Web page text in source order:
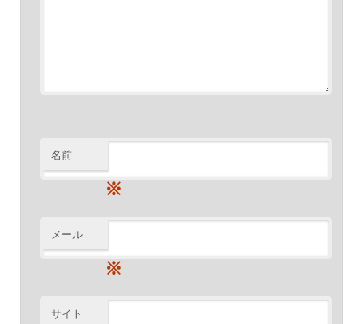
名前
※
メール
※
サイト